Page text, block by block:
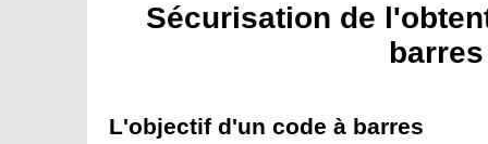
Sécurisation de
barres
L'objectif d'un code à barres